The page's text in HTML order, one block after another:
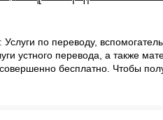
Услуги по переводу,
устного перевода, а также
бесплатно. Чтобы